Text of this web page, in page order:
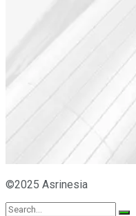
©2025 Asrinesia